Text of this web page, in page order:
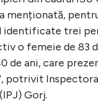
menționată,
trei
o femeie de 83
de ani, care
potrivit
Gorj.